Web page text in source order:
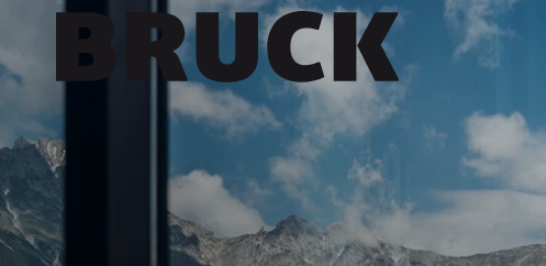
+43 (0) 512 / 56 15 00
office@innsbruckmarketing.at
Mo. – Fr.: 9:00 – 17:00 Uhr